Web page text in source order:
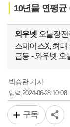
10년물 연평
와우넷 오늘장전
스페이스X, 최대
급등 - 와우넷 오
박승완 기자
입력2024-06-28 10:08
구독